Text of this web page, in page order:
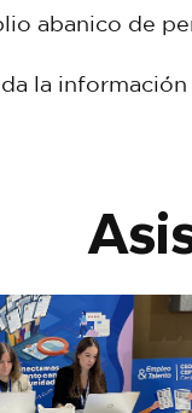
abanico de
la